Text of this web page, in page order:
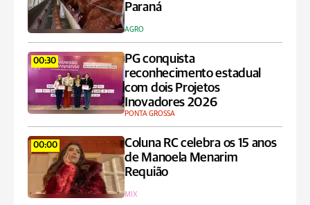
Paraná
AGRO
00:30
PG conquista
reconhecimento estadual
com dois Projetos
Inovadores 2026
PONTA GROSSA
00:00
Coluna RC celebra os 15 anos
de Manoela Menarim
Requião
MIX